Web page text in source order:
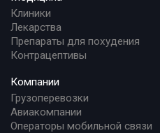
Клиники
Лекарства
Препараты для похудения
Контрацептивы
Компании
Грузоперевозки
Авиакомпании
Операторы мобильной связи